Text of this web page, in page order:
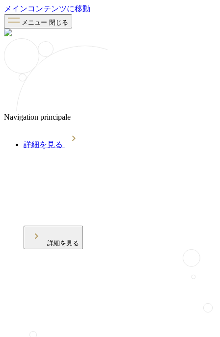
メインコンテンツに移動
メニュー 閉じる
Navigation principale
詳細を見る
詳細を見る